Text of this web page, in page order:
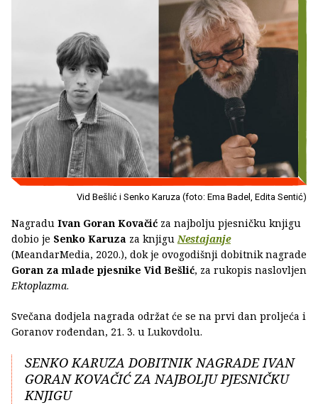
Vid Bešlić i Senko Karuza (foto: Ema Badel, Edita Sentić)
Nagradu Ivan Goran Kovačić za najbolju pjesničku knjigu
dobio je Senko Karuza za knjiguNestajanje
(MeandarMedia, 2020.), dok je ovogodišnji dobitnik nagrade
Goran za mlade pjesnike Vid Bešlić, za rukopis naslovljen
Ektoplazma.
Svečana dodjela nagrada održat će se na prvi dan proljeća i
Goranov rođendan, 21. 3. u Lukovdolu.
SENKO KARUZA DOBITNIK NAGRADE IVAN
GORAN KOVAČIĆ ZA NAJBOLJU PJESNIČKU
KNJIGU